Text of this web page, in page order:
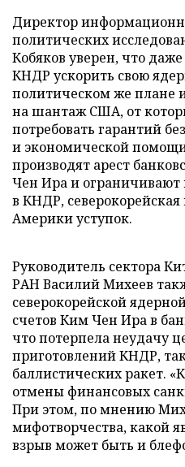
Директор
политических
Кобяков уверен, что
КНДР ускорить свою
политическом же плане
на шантаж США, от
потребовать гарантий
и экономической
производят арест
Чен Ира и ограничивают
в КНДР, северокорейская
Америки уступок.
Руководитель сектора
РАН Василий Михеев
северокорейской
счетов Ким Чен Ира в
что потерпела неудачу
приготовлений КНДР,
баллистических ракет.
отмены финансовых
При этом, по мнению
мифотворчества, какой
взрыв может быть и